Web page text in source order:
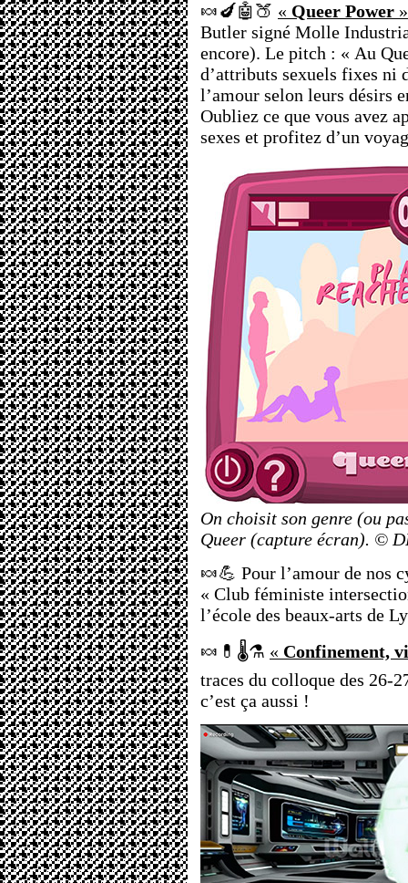
🍬🍆🤖🍑 « Queer Power »
Butler signé Molle
encore). Le pitch : « Au
d’attributs sexuels fixes ni
l’amour selon leurs désirs
Oubliez ce que vous avez
sexes et profitez d’un
On choisit son genre (ou
Queer (capture écran). ©
🍬💪 Pour l’amour de nos
« Club féministe
l’école des beaux-arts de
🍬💊🌡️⚗️ « Confinement,
traces du colloque des 26-
c’est ça aussi !